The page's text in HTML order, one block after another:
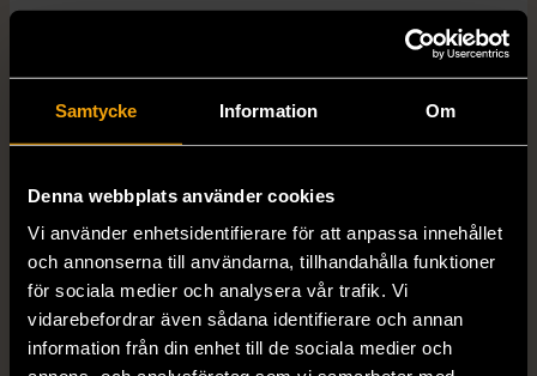
Samtycke Information Om
Denna webbplats använder cookies
Vi använder enhetsidentifierare för att anpassa innehållet
och annonserna till användarna, tillhandahålla funktioner
för sociala medier och analysera vår trafik. Vi
vidarebefordrar även sådana identifierare och annan
information från din enhet till de sociala medier och
978-91-7645-747-5, 978-91-7645-
slitits eller ha mindre skador
Läs mer om hur vi bedömer